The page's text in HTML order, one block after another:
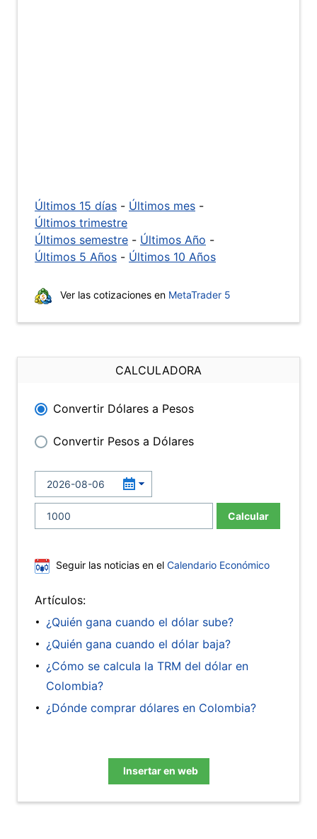
Últimos 15 días - Últimos mes -
Últimos trimestre
Últimos semestre - Últimos Año -
Últimos 5 Años - Últimos 10 Años
Ver las cotizaciones en MetaTrader 5
CALCULADORA
Convertir Dólares a Pesos
Convertir Pesos a Dólares
Calcular
Seguir las noticias en el Calendario Económico
Artículos:
¿Quién gana cuando el dólar sube?
¿Quién gana cuando el dólar baja?
¿Cómo se calcula la TRM del dólar en
Colombia?
¿Dónde comprar dólares en Colombia?
Insertar en web